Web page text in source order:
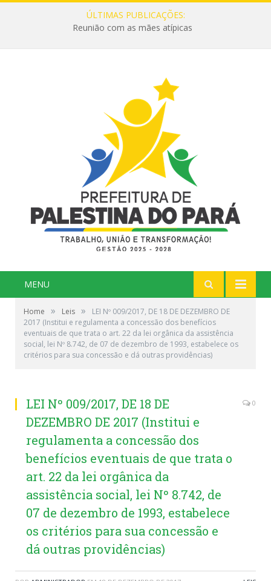
ÚLTIMAS PUBLICAÇÕES:
Reunião com as mães atípicas
MENU
Home » Leis »
LEI Nº 009/2017, DE 18 DE DEZEMBRO DE
2017 (Institui e regulamenta a concessão dos benefícios
eventuais de que trata o art. 22 da lei orgânica da assistência
social, lei Nº 8.742, de 07 de dezembro de 1993, estabelece os
critérios para sua concessão e dá outras providências)
LEI Nº 009/2017, DE 18 DE
DEZEMBRO DE 2017 (Institui e
regulamenta a concessão dos
benefícios eventuais de que trata o
art. 22 da lei orgânica da
assistência social, lei Nº 8.742, de
07 de dezembro de 1993, estabelece
os critérios para sua concessão e
dá outras providências)
0